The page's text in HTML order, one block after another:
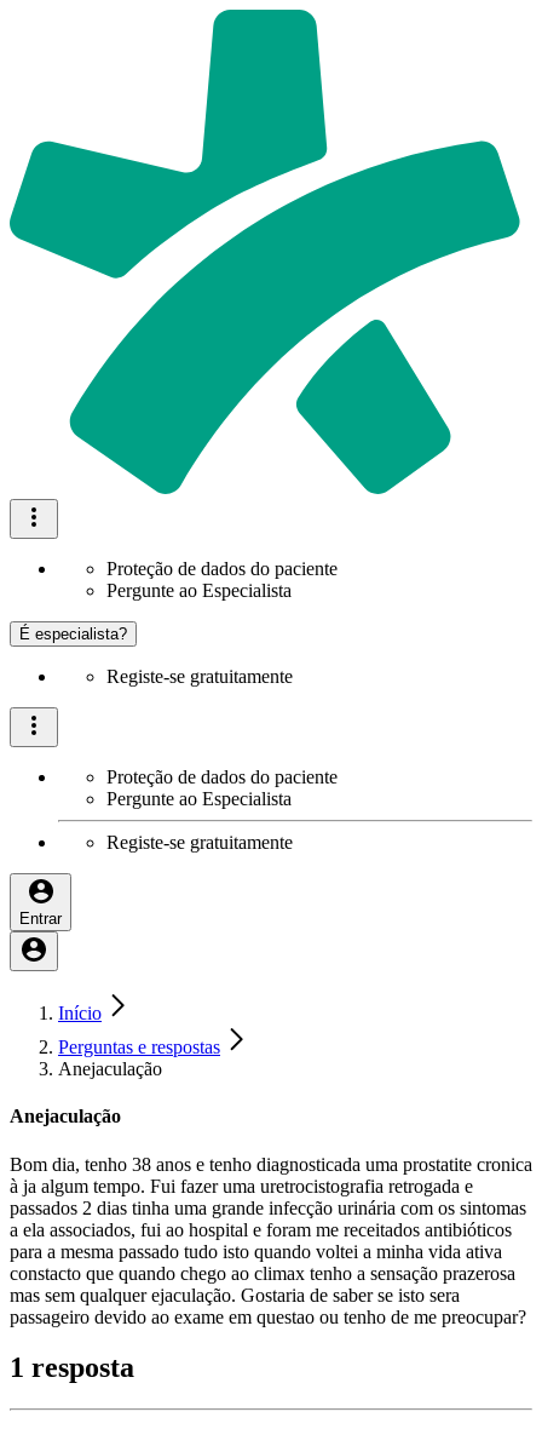
Proteção de dados do paciente
Pergunte ao Especialista
É especialista?
Registe-se gratuitamente
Proteção de dados do paciente
Pergunte ao Especialista
Registe-se gratuitamente
Entrar
Início
Perguntas e respostas
Anejaculação
Anejaculação
Bom dia, tenho 38 anos e tenho diagnosticada uma prostatite cronica
à ja algum tempo. Fui fazer uma uretrocistografia retrogada e
passados 2 dias tinha uma grande infecção urinária com os sintomas
a ela associados, fui ao hospital e foram me receitados antibióticos
para a mesma passado tudo isto quando voltei a minha vida ativa
constacto que quando chego ao climax tenho a sensação prazerosa
mas sem qualquer ejaculação. Gostaria de saber se isto sera
passageiro devido ao exame em questao ou tenho de me preocupar?
1 resposta